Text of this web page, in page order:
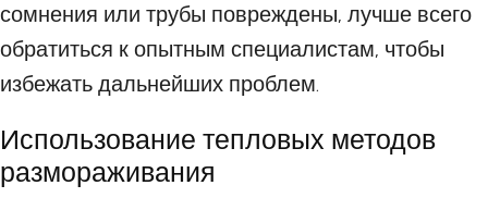
сомнения или трубы повреждены, лучше всего
обратиться к опытным специалистам, чтобы
избежать дальнейших проблем.
Использование тепловых методов
размораживания